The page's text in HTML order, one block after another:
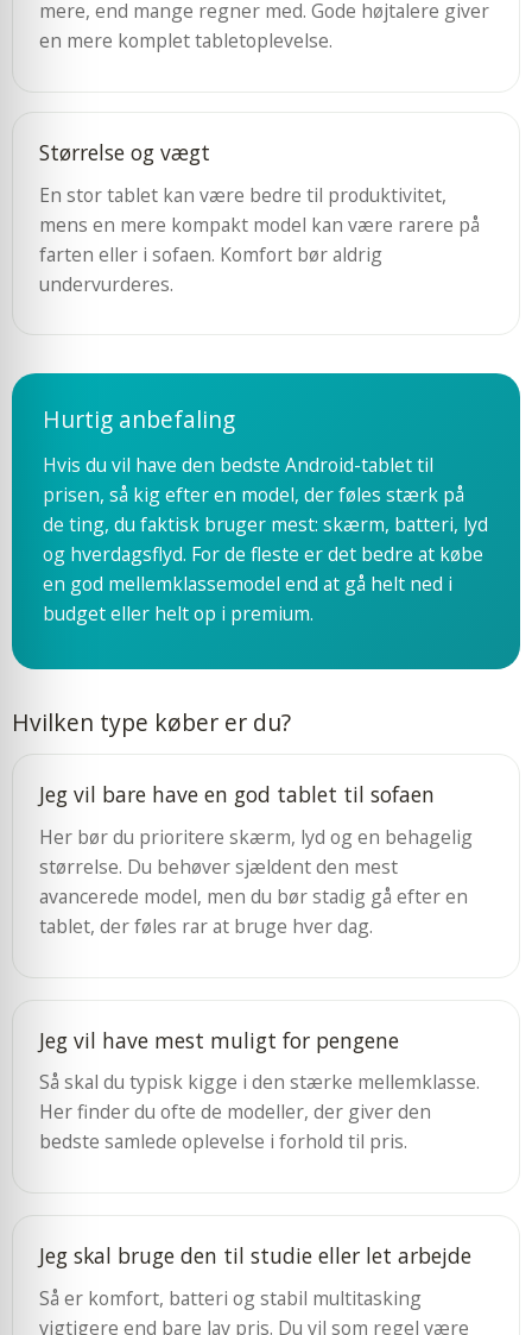
mere, end mange regner med. Gode højtalere giver
en mere komplet tabletoplevelse.
Størrelse og vægt
En stor tablet kan være bedre til produktivitet,
mens en mere kompakt model kan være rarere på
farten eller i sofaen. Komfort bør aldrig
undervurderes.
Hurtig anbefaling
Hvis du vil have den bedste Android-tablet til
prisen, så kig efter en model, der føles stærk på
de ting, du faktisk bruger mest: skærm, batteri, lyd
og hverdagsflyd. For de fleste er det bedre at købe
en god mellemklassemodel end at gå helt ned i
budget eller helt op i premium.
Hvilken type køber er du?
Jeg vil bare have en god tablet til sofaen
Her bør du prioritere skærm, lyd og en behagelig
størrelse. Du behøver sjældent den mest
avancerede model, men du bør stadig gå efter en
tablet, der føles rar at bruge hver dag.
Jeg vil have mest muligt for pengene
Så skal du typisk kigge i den stærke mellemklasse.
Her finder du ofte de modeller, der giver den
bedste samlede oplevelse i forhold til pris.
Jeg skal bruge den til studie eller let arbejde
Så er komfort, batteri og stabil multitasking
vigtigere end bare lav pris. Du vil som regel være